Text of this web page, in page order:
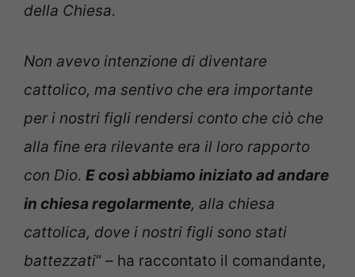
della Chiesa.
Non avevo intenzione di diventare
cattolico, ma sentivo che era importante
per i nostri figli rendersi conto che ciò che
alla fine era rilevante era il loro rapporto
con Dio. E così abbiamo iniziato ad andare
in chiesa regolarmente, alla chiesa
cattolica, dove i nostri figli sono stati
battezzati” – ha raccontato il comandante,